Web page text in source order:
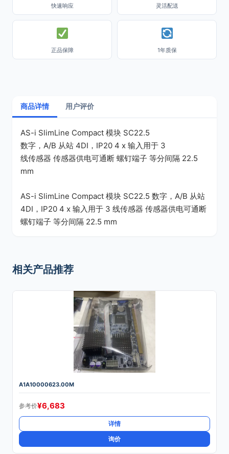
快速响应 灵活配送
正品保障 1年质保
商品详情 用户评价
AS-i SlimLine Compact 模块 SC22.5
数字，A/B 从站 4DI，IP20 4 x 输入用于 3
线传感器 传感器供电可通断 螺钉端子 等分间隔 22.5
mm
AS-i SlimLine Compact 模块 SC22.5 数字，A/B 从站
4DI，IP20 4 x 输入用于 3 线传感器 传感器供电可通断
螺钉端子 等分间隔 22.5 mm
相关产品推荐
A1A10000623.00M
参考价¥6,683
详情
询价